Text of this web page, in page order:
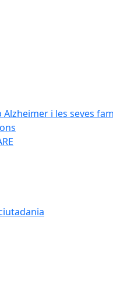
i les seves